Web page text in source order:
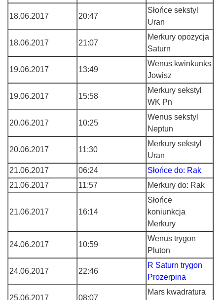
18.06.2017 20:47
Słońce sekstyl
Uran
18.06.2017 21:07
Merkury opozycja
Saturn
19.06.2017 13:49
Wenus kwinkunks
Jowisz
19.06.2017 15:58
Merkury sekstyl
WK Pn
20.06.2017 10:25
Wenus sekstyl
Neptun
20.06.2017 11:30
Merkury sekstyl
Uran
21.06.2017
06:24
Słońce do: Rak
21.06.2017
11:57 Merkury do: Rak
21.06.2017 16:14
Słońce
koniunkcja
Merkury
24.06.2017 10:59
Wenus trygon
Pluton
24.06.2017 22:46
R Saturn trygon
Prozerpina
25.06.2017 08:07
Mars kwadratura